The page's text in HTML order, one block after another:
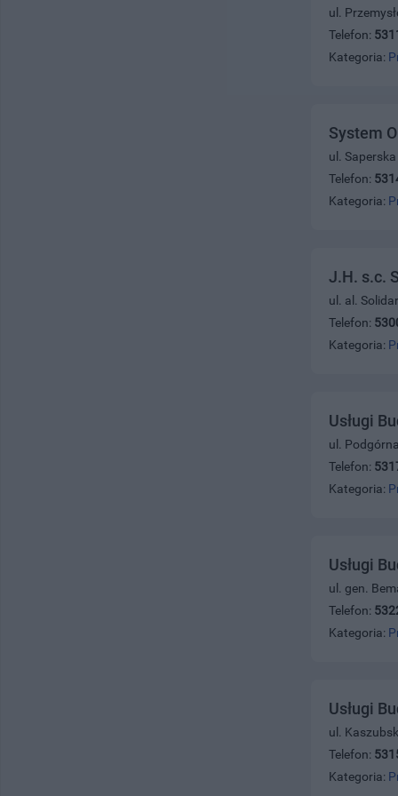
ul.
Telefon:
Kategoria:
System
ul.
Telefon:
Kategoria:
J.H. s.c.
ul. al.
Telefon:
Kategoria:
Usługi
ul.
Telefon:
Kategoria:
Usługi
ul. gen.
Telefon:
Kategoria:
Usługi
ul.
Telefon:
Kategoria: